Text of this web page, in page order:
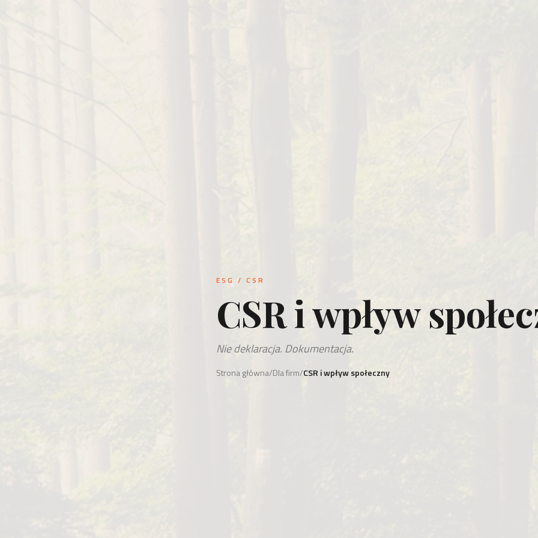
ESG / CSR
CSR i wpływ
Nie deklaracja. Dokumentacja.
Strona główna/Dla firm/CSR i wpływ społeczny